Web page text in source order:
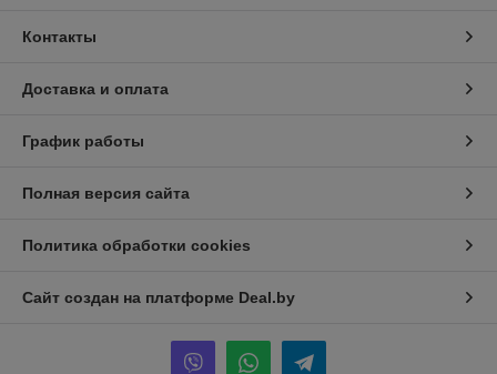
Контакты
Доставка и оплата
График работы
Полная версия сайта
Политика обработки cookies
Сайт создан на платформе Deal.by